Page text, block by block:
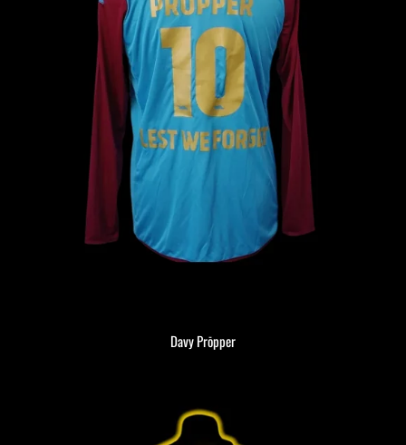
Davy Prōpper